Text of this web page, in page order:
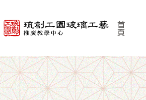
首
頁